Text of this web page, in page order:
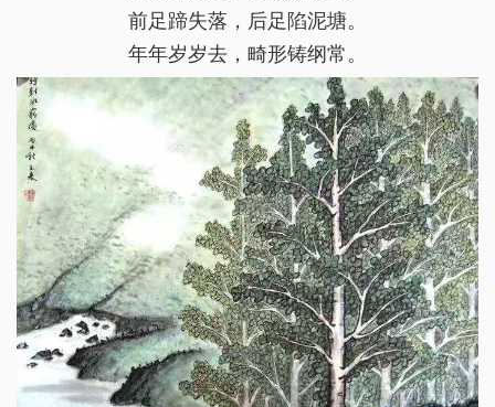
前足蹄失落，后足陷泥塘。
年年岁岁去，畸形铸纲常。